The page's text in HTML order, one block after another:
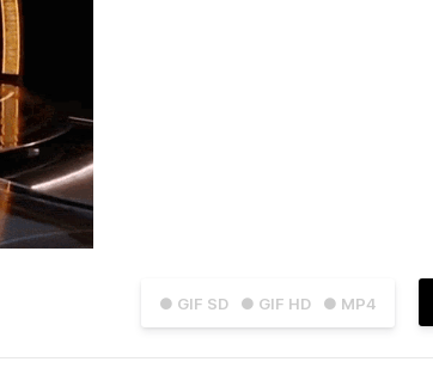
● GIF SD ● GIF HD ● MP4